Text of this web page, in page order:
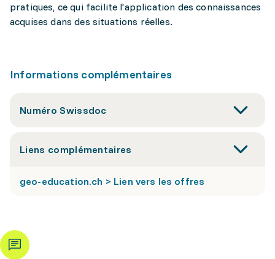
pratiques, ce qui facilite l'application des connaissances
acquises dans des situations réelles.
Informations complémentaires
Numéro Swissdoc
Liens complémentaires
geo-education.ch > Lien vers les offres